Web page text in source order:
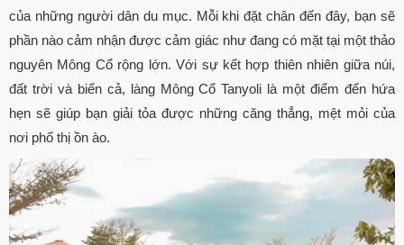
của những người dân du mục. Mỗi khi đặt chân đến đây, bạn sẽ
phần nào cảm nhận được cảm giác như đang có mặt tại một thảo
nguyên Mông Cổ rộng lớn. Với sự kết hợp thiên nhiên giữa núi,
đất trời và biển cả, làng Mông Cổ Tanyoli là một điểm đến hứa
hẹn sẽ giúp bạn giải tỏa được những căng thẳng, mệt mỏi của
nơi phố thị ồn ào.